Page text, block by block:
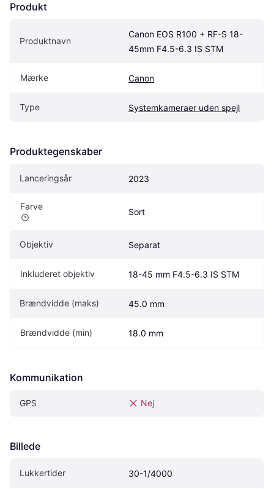
Produkt
Produktnavn
Canon EOS R100 + RF-S 18-
45mm F4.5-6.3 IS STM
Mærke Canon
Type Systemkameraer uden spejl
Produktegenskaber
Lanceringsår 2023
Farve
Sort
Objektiv Separat
Inkluderet objektiv 18-45 mm F4.5-6.3 IS STM
Brændvidde (maks) 45.0 mm
Brændvidde (min) 18.0 mm
Kommunikation
GPS Nej
Billede
Lukkertider 30-1/4000